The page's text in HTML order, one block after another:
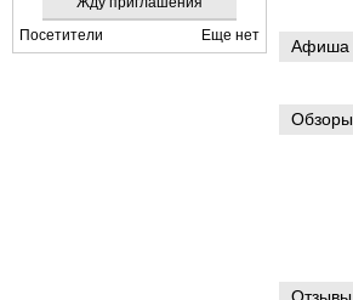
Посетители
Еще нет
Афиша
Обзоры